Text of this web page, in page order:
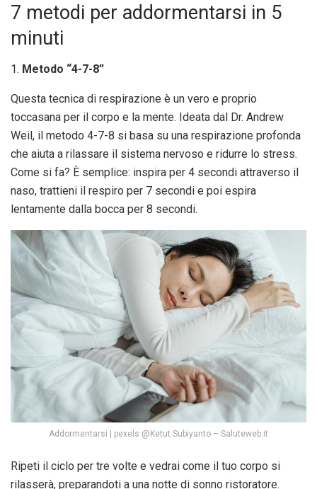
7 metodi per addormentarsi in 5
minuti
1. Metodo “4-7-8”
Questa tecnica di respirazione è un vero e proprio
toccasana per il corpo e la mente. Ideata dal Dr. Andrew
Weil, il metodo 4-7-8 si basa su una respirazione profonda
che aiuta a rilassare il sistema nervoso e ridurre lo stress.
Come si fa? È semplice: inspira per 4 secondi attraverso il
naso, trattieni il respiro per 7 secondi e poi espira
lentamente dalla bocca per 8 secondi.
Addormentarsi | pexels @Ketut Subiyanto – Saluteweb.it
Ripeti il ciclo per tre volte e vedrai come il tuo corpo si
rilasserà, preparandoti a una notte di sonno ristoratore.